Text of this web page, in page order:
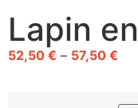
Lapin
52,50 € – 57,50 €